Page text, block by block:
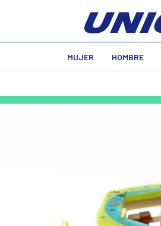
MUJER HOMBRE